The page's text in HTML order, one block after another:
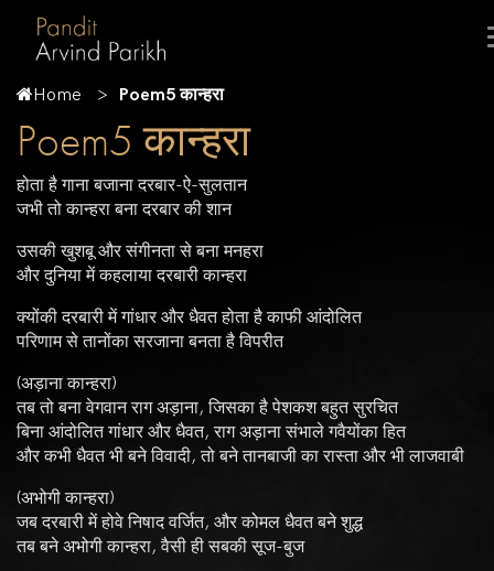
Home Poem5 कान्हरा
Poem5 कान्हरा
होता है गाना बजाना दरबार-ऐ-सुलतान
जभी तो कान्हरा बना दरबार की शान
उसकी खुशबू और संगीनता से बना मनहरा
और दुनिया में कहलाया दरबारी कान्हरा
क्योंकी दरबारी में गांधार और धैवत होता है काफी आंदोलित
परिणाम से तानोंका सरजाना बनता है विपरीत
(अड़ाना कान्हरा)
तब तो बना वेगवान राग अड़ाना, जिसका है पेशकश बहुत सुरचित
बिना आंदोलित गांधार और धैवत, राग अड़ाना संभाले गवैयोंका हित
और कभी धैवत भी बने विवादी, तो बने तानबाजी का रास्ता और भी लाजवाबी
(अभोगी कान्हरा)
जब दरबारी में होवे निषाद वर्जित, और कोमल धैवत बने शुद्ध
तब बने अभोगी कान्हरा, वैसी ही सबकी सूज-बुज